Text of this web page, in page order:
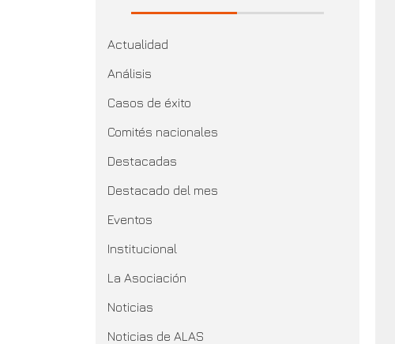
Actualidad
Análisis
Casos de éxito
Comités nacionales
Destacadas
Destacado del mes
Eventos
Institucional
La Asociación
Noticias
Noticias de ALAS